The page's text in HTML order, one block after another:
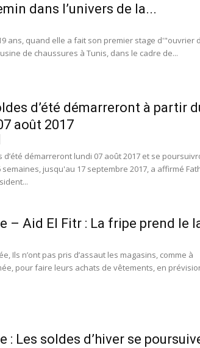
dans l’univers de la...
ans, quand elle a fait son premier stage d'"ouvrier
de chaussures à Tunis, dans le cadre de...
d’été démarreront à partir
août 2017
d’été démarreront lundi 07 août 2017 et se
jusqu'au 17 septembre 2017, a affirmé
– Aid El Fitr : La fripe prend le
Ils n’ont pas pris d’assaut les magasins, comme à
pour faire leurs achats de vêtements, en
: Les soldes d’hiver se